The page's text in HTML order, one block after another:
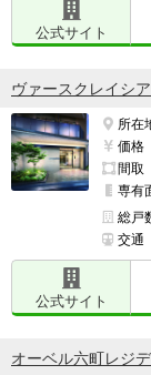
公式サイト
ヴァースクレイシ
所在
価格
間取
専有
総戸
交通
公式サイト
オーベル六町レジ